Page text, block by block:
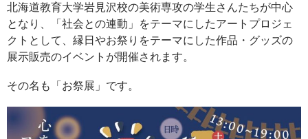
北海道教育大学岩見沢校の美術専攻の学生さんたちが中心
となり、「社会との連動」をテーマにしたアートプロジェ
クトとして、縁日やお祭りをテーマにした作品・グッズの
展示販売のイベントが開催されます。
その名も「お祭展」です。